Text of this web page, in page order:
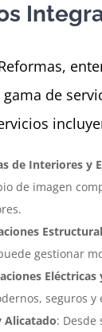
de
de Interiores y
de imagen
gestionar
Eléctricas
seguros y
Alicatado: Desde